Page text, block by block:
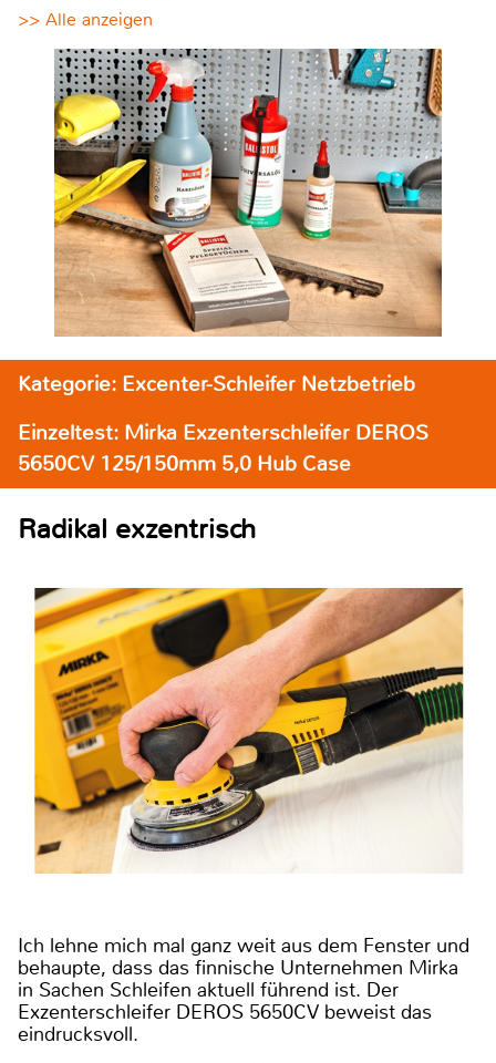
>> Alle anzeigen
Kategorie: Excenter-Schleifer Netzbetrieb
Einzeltest: Mirka Exzenterschleifer DEROS
5650CV 125/150mm 5,0 Hub Case
Radikal exzentrisch
Ich lehne mich mal ganz weit aus dem Fenster und
behaupte, dass das finnische Unternehmen Mirka
in Sachen Schleifen aktuell führend ist. Der
Exzenterschleifer DEROS 5650CV beweist das
eindrucksvoll.